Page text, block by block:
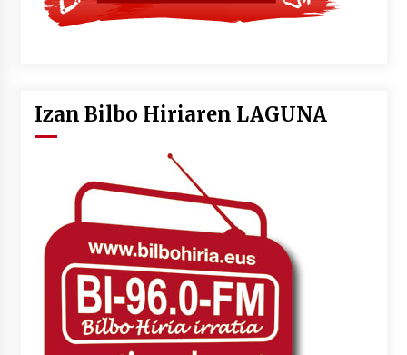
Izan Bilbo Hiriaren LAGUNA